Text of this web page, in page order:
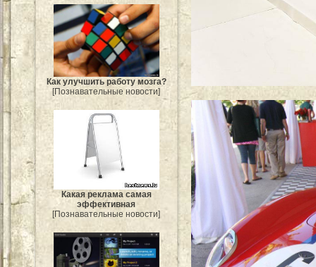
Как улучшить работу мозга?
[Познавательные новости]
Какая реклама самая
эффективная
[Познавательные новости]